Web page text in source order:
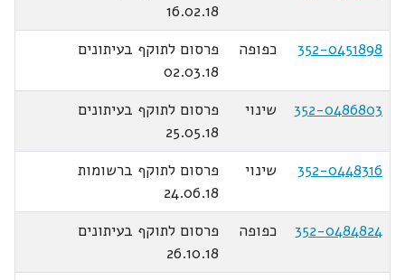
16.02.18
352-0451898
כפופה
פרסום לתוקף בעיתונים
02.03.18
352-0486803
שינוי
פרסום לתוקף בעיתונים
25.05.18
352-0448316
שינוי
פרסום לתוקף ברשומות
24.06.18
352-0484824
כפופה
פרסום לתוקף בעיתונים
26.10.18